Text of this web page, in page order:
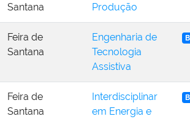
Santana
Produção
Feira de
Santana
Engenharia de
Tecnologia
Assistiva
Feira de
Santana
Interdisciplinar
em Energia e